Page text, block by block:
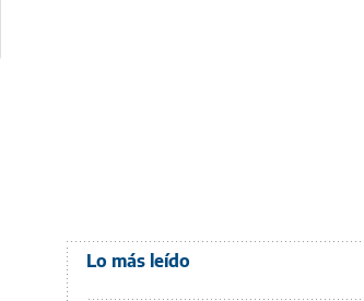
Lo más leído